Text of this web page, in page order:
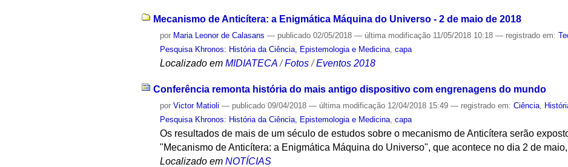
Mecanismo de Anticítera: a Enigmática Máquina do Universo - 2 de maio de 2018
por Maria Leonor de Calasans — publicado 02/05/2018— última modificação 11/05/2018 10:18— registrado em:
Pesquisa Khronos: História da Ciência, Epistemologia e Medicina ,capa
Localizado em MIDIATECA /Fotos /Eventos 2018
Conferência remonta história do mais antigo dispositivo com engrenagens do mundo
porVictor Matioli — publicado 09/04/2018— última modificação 12/04/2018 15:49— registrado em:Ciência
Pesquisa Khronos: História da Ciência, Epistemologia e Medicina ,capa
Os resultados de mais de um século de estudos sobre o mecanismo de Anticítera serão
"Mecanismo de Anticítera: a Enigmática Máquina do Universo", que acontece no dia 2 de
Localizado em NOTÍCIAS